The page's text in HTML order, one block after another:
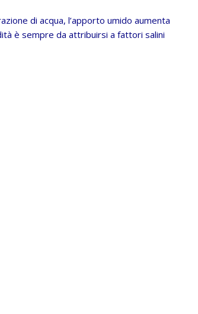
di acqua, l’apporto umido aumenta
è sempre da attribuirsi a fattori salini